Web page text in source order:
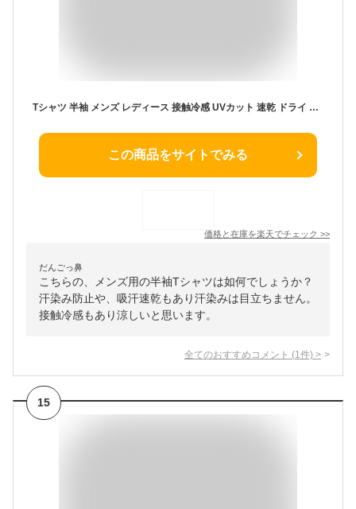
Tシャツ 半袖 メンズ レディース 接触冷感 UVカット 速乾 ドライ 撥水 汗染み防止 夏物 夏服 半袖Tシャツ 無地 ストレッチ 伸縮性 クルーネック 首焼け防止 アイスマックス アウトドア スポーツ シンプル おしゃれ S M L LL ROOT THREE
この商品をサイトでみる
価格と在庫を楽天でチェック >>
だんごっ鼻
こちらの、メンズ用の半袖Tシャツは如何でしょうか？
汗染み防止や、吸汗速乾もあり汗染みは目立ちません。
接触冷感もあり涼しいと思います。
全てのおすすめコメント (1 件) >
15